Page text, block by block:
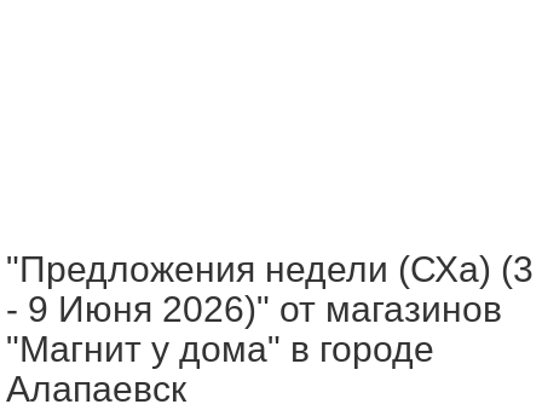
"Предложения недели (СХа) (3
- 9 Июня 2026)" от магазинов
"Магнит у дома" в городе
Алапаевск